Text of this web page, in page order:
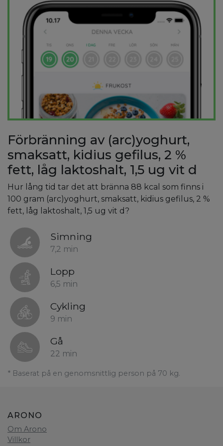
Förbränning av (arc)yoghurt,
smaksatt, kidius gefilus, 2 %
fett, låg laktoshalt, 1,5 ug vit d
Hur lång tid tar det att bränna 88 kcal som finns i
100 gram (arc)yoghurt, smaksatt, kidius gefilus, 2 %
fett, låg laktoshalt, 1,5 ug vit d?
Simning
7,2 min
Lopp
6,5 min
Cykling
9 min
Gå
22 min
* Baserat på en genomsnittlig person på 70 kg.
ARONO
Om Arono
Villkor